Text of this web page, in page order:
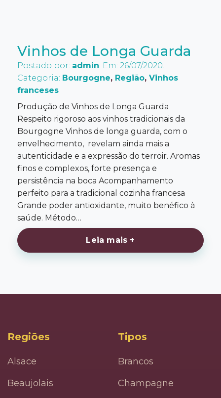
Vinhos de Longa Guarda
Postado por: admin. Em: 26/07/2020.
Categoria: Bourgogne, Região, Vinhos
franceses
Produção de Vinhos de Longa Guarda
Respeito rigoroso aos vinhos tradicionais da
Bourgogne Vinhos de longa guarda, com o
envelhecimento, revelam ainda mais a
autenticidade e a expressão do terroir. Aromas
finos e complexos, forte presença e
persistência na boca Acompanhamento
perfeito para a tradicional cozinha francesa
Grande poder antioxidante, muito benéfico à
saúde. Método…
Leia mais +
Regiões
Alsace
Beaujolais
Tipos
Brancos
Champagne